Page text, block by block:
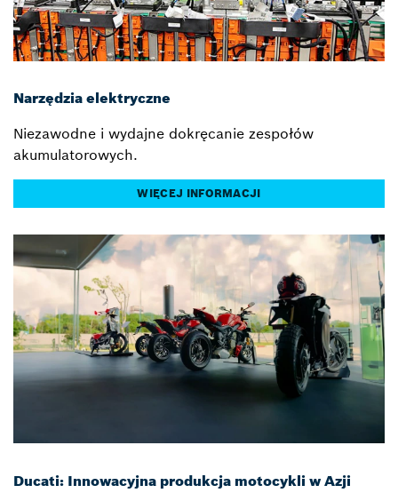
Narzędzia elektryczne
Niezawodne i wydajne dokręcanie zespołów
akumulatorowych.
WIĘCEJ INFORMACJI
Ducati: Innowacyjna produkcja motocykli w Azji